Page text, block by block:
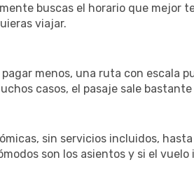
buscas el horario que mejor
viajar.
menos, una ruta con escala
casos, el pasaje sale
sin servicios incluidos,
son los asientos y si el